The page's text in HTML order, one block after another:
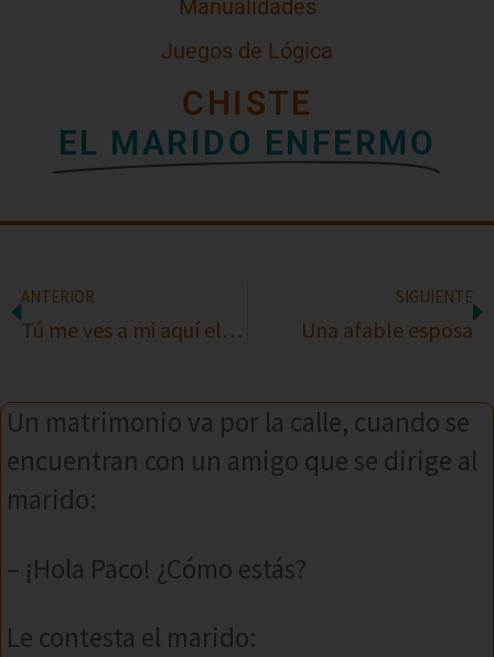
Manualidades
Juegos de Lógica
CHISTE
EL MARIDO ENFERMO
ANTERIOR
Tú me ves a mi aquí el cartel de cocinera?
SIGUIENTE
Una afable esposa
Un matrimonio va por la calle, cuando se
encuentran con un amigo que se dirige al
marido:
– ¡Hola Paco! ¿Cómo estás?
Le contesta el marido: